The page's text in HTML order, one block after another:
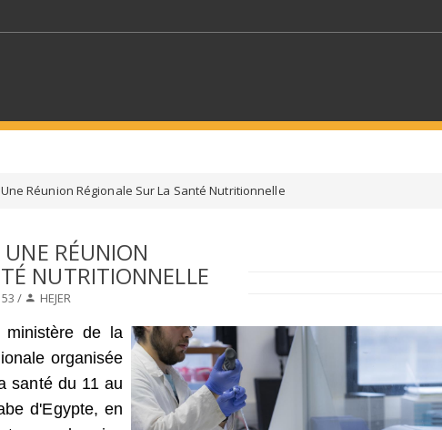
UN/DES SECTEURS
UNE SECTION SÉLECTIONNEZ UNE CATÉGORIE
Réunion Régionale Sur La Santé Nutritionnelle
RÉUNION
NUTRITIONNELLE
/ HEJER
ministère de la
organisée
santé du 11 au
d'Egypte, en